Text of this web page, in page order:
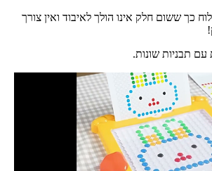
כך ששום חלק אינו הולך לאיבוד ואין צורך